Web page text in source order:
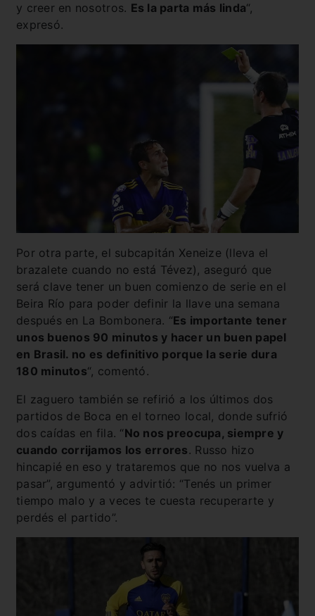
y creer en nosotros. Es la parta más linda“,
expresó.
Por otra parte, el subcapitán Xeneize (lleva el
brazalete cuando no está Tévez), aseguró que
será clave tener un buen comienzo de serie en el
Beira Río para poder definir la llave una semana
después en La Bombonera. “Es importante tener
unos buenos 90 minutos y hacer un buen papel
en Brasil. no es definitivo porque la serie dura
180 minutos“, comentó.
El zaguero también se refirió a los últimos dos
partidos de Boca en el torneo local, donde sufrió
dos caídas en fila. “No nos preocupa, siempre y
cuando corrijamos los errores. Russo hizo
hincapié en eso y trataremos que no nos vuelva a
pasar”, argumentó y advirtió: “Tenés un primer
tiempo malo y a veces te cuesta recuperarte y
perdés el partido”.